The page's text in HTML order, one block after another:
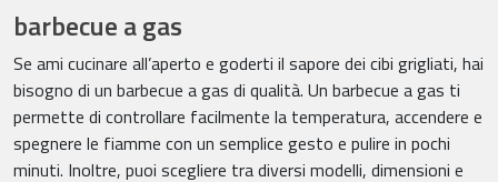
barbecue a gas
Se ami cucinare all’aperto e goderti il sapore dei cibi grigliati, hai
bisogno di un barbecue a gas di qualità. Un barbecue a gas ti
permette di controllare facilmente la temperatura, accendere e
spegnere le fiamme con un semplice gesto e pulire in pochi
minuti. Inoltre, puoi scegliere tra diversi modelli, dimensioni e